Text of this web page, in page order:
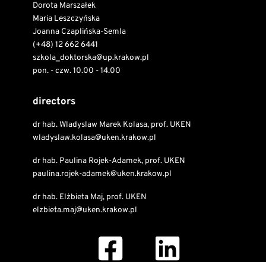
Dorota Marszałek
Maria Leszczyńska
Joanna Czaplińska-Semla
(+48) 12 662 6441
szkola_doktorska@up.krakow.pl
pon. - czw. 10.00 - 14.00
directors
dr hab. Wladyslaw Marek Kolasa, prof. UKEN
wladyslaw.kolasa@uken.krakow.pl
dr hab. Paulina Rojek-Adamek, prof. UKEN
paulina.rojek-adamek@uken.krakow.pl
dr hab. Elżbieta Maj, prof. UKEN
elzbieta.maj@uken.krakow.pl